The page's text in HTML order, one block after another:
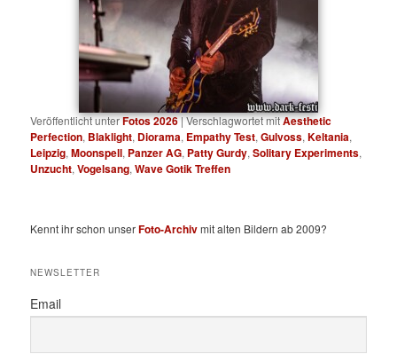
Veröffentlicht unterFotos 2026|Verschlagwortet mitAesthetic
Perfection, Blaklight, Diorama, Empathy Test,Gulvoss,Keltania,
Leipzig,Moonspell, Panzer AG, Patty Gurdy,Solitary Experiments,
Unzucht,Vogelsang,Wave Gotik Treffen
Kennt ihr schon unserFoto-Archivmit alten Bildern ab 2009?
NEWSLETTER
Email